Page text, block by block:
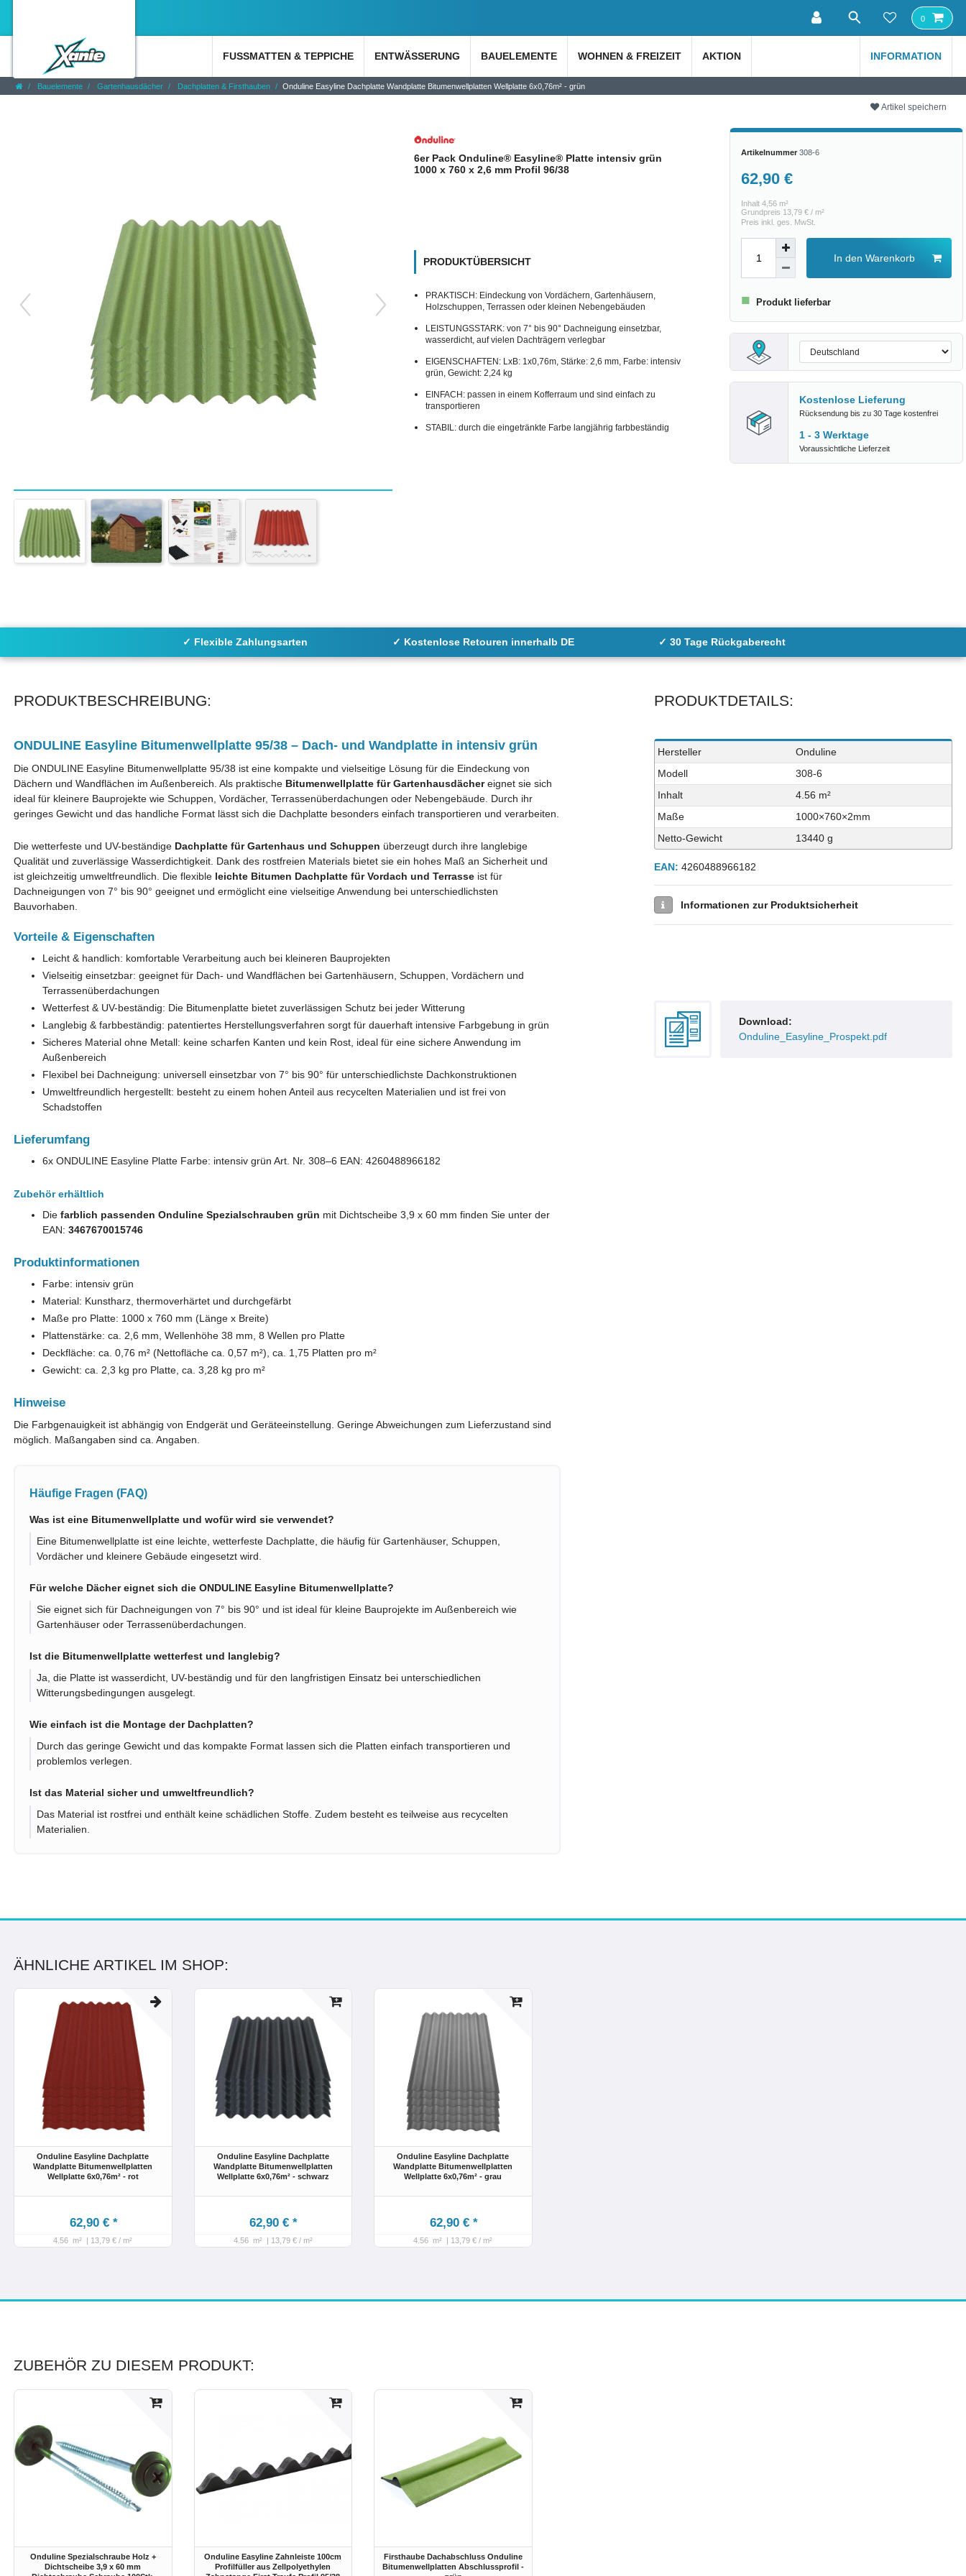
0
FUSSMATTEN & TEPPICHE ENTWÄSSERUNG BAUELEMENTE WOHNEN & FREIZEIT AKTION INFORMATION
Bauelemente Gartenhausdächer Dachplatten & Firsthauben Onduline Easyline Dachplatte Wandplatte Bitumenwellplatten Wellplatte 6x0,76m² - grün
6er Pack Onduline® Easyline® Platte intensiv grün
1000 x 760 x 2,6 mm Profil 96/38
Artikel speichern
PRODUKTÜBERSICHT
PRAKTISCH: Eindeckung von Vordächern, Gartenhäusern,
Holzschuppen, Terrassen oder kleinen Nebengebäuden
LEISTUNGSSTARK: von 7° bis 90° Dachneigung einsetzbar,
wasserdicht, auf vielen Dachträgern verlegbar
EIGENSCHAFTEN: LxB: 1x0,76m, Stärke: 2,6 mm, Farbe: intensiv
grün, Gewicht: 2,24 kg
EINFACH: passen in einem Kofferraum und sind einfach zu
transportieren
STABIL: durch die eingetränkte Farbe langjährig farbbeständig
Artikelnummer308-6
62,90 €
Inhalt4,56 m²
Grundpreis 13,79 € / m²
Preis inkl. ges. MwSt.
In den Warenkorb
■ Produkt lieferbar
Kostenlose Lieferung
Rücksendung bis zu 30 Tage kostenfrei
1 - 3 Werktage
Voraussichtliche Lieferzeit
✓ Flexible Zahlungsarten ✓ Kostenlose Retouren innerhalb DE ✓ 30 Tage Rückgaberecht
PRODUKTBESCHREIBUNG:
ONDULINE Easyline Bitumenwellplatte 95/38 – Dach- und Wandplatte in intensiv grün
Die ONDULINE Easyline Bitumenwellplatte 95/38 ist eine kompakte und vielseitige Lösung für die Eindeckung von
Dächern und Wandflächen im Außenbereich. Als praktische Bitumenwellplatte für Gartenhausdächereignet sie sich
ideal für kleinere Bauprojekte wie Schuppen, Vordächer, Terrassenüberdachungen oder Nebengebäude. Durch ihr
geringes Gewicht und das handliche Format lässt sich die Dachplatte besonders einfach transportieren und verarbeiten.
Die wetterfeste und UV-beständige Dachplatte für Gartenhaus und Schuppen überzeugt durch ihre langlebige
Qualität und zuverlässige Wasserdichtigkeit. Dank des rostfreien Materials bietet sie ein hohes Maß an Sicherheit und
ist gleichzeitig umweltfreundlich. Die flexible leichte Bitumen Dachplatte für Vordach und Terrasse ist für
Dachneigungen von 7° bis 90° geeignet und ermöglicht eine vielseitige Anwendung bei unterschiedlichsten
Bauvorhaben.
Vorteile & Eigenschaften
Leicht & handlich: komfortable Verarbeitung auch bei kleineren Bauprojekten
Vielseitig einsetzbar: geeignet für Dach- und Wandflächen bei Gartenhäusern, Schuppen, Vordächern und
Terrassenüberdachungen
Wetterfest & UV-beständig: Die Bitumenplatte bietet zuverlässigen Schutz bei jeder Witterung
Langlebig & farbbeständig: patentiertes Herstellungsverfahren sorgt für dauerhaft intensive Farbgebung in grün
Sicheres Material ohne Metall: keine scharfen Kanten und kein Rost, ideal für eine sichere Anwendung im
Außenbereich
Flexibel bei Dachneigung: universell einsetzbar von 7° bis 90° für unterschiedlichste Dachkonstruktionen
Umweltfreundlich hergestellt: besteht zu einem hohen Anteil aus recycelten Materialien und ist frei von
Schadstoffen
Lieferumfang
6x ONDULINE Easyline Platte Farbe: intensiv grün Art. Nr. 308–6 EAN: 4260488966182
Zubehör erhältlich
Die farblich passenden Onduline Spezialschrauben grün mit Dichtscheibe 3,9 x 60 mm finden Sie unter der
EAN: 3467670015746
Produktinformationen
Farbe: intensiv grün
Material: Kunstharz, thermoverhärtet und durchgefärbt
Maße pro Platte: 1000 x 760 mm (Länge x Breite)
Plattenstärke: ca. 2,6 mm, Wellenhöhe 38 mm, 8 Wellen pro Platte
Deckfläche: ca. 0,76 m² (Nettofläche ca. 0,57 m²), ca. 1,75 Platten pro m²
Gewicht: ca. 2,3 kg pro Platte, ca. 3,28 kg pro m²
Hinweise
Die Farbgenauigkeit ist abhängig von Endgerät und Geräteeinstellung. Geringe Abweichungen zum Lieferzustand sind
möglich. Maßangaben sind ca. Angaben.
Häufige Fragen (FAQ)
Was ist eine Bitumenwellplatte und wofür wird sie verwendet?
Eine Bitumenwellplatte ist eine leichte, wetterfeste Dachplatte, die häufig für Gartenhäuser, Schuppen,
Vordächer und kleinere Gebäude eingesetzt wird.
Für welche Dächer eignet sich die ONDULINE Easyline Bitumenwellplatte?
Sie eignet sich für Dachneigungen von 7° bis 90° und ist ideal für kleine Bauprojekte im Außenbereich wie
Gartenhäuser oder Terrassenüberdachungen.
Ist die Bitumenwellplatte wetterfest und langlebig?
Ja, die Platte ist wasserdicht, UV-beständig und für den langfristigen Einsatz bei unterschiedlichen
Witterungsbedingungen ausgelegt.
Wie einfach ist die Montage der Dachplatten?
Durch das geringe Gewicht und das kompakte Format lassen sich die Platten einfach transportieren und
problemlos verlegen.
Ist das Material sicher und umweltfreundlich?
Das Material ist rostfrei und enthält keine schädlichen Stoffe. Zudem besteht es teilweise aus recycelten
Materialien.
PRODUKTDETAILS:
Technisches
Merkmal
Wert
Hersteller
Onduline
Modell
308-6
Inhalt
4.56 m²
Maße
1000×760×2mm
Netto-Gewicht
13440 g
EAN: 4260488966182
Informationen zur Produktsicherheit
Download:
Onduline_Easyline_Prospekt.pdf
ÄHNLICHE ARTIKEL IM SHOP:
Onduline Easyline Dachplatte
Wandplatte Bitumenwellplatten
Wellplatte 6x0,76m² - rot
62,90 € *
4.56 m² | 13,79 € / m²
Onduline Easyline Dachplatte
Wandplatte Bitumenwellplatten
Wellplatte 6x0,76m² - schwarz
62,90 € *
4.56 m² | 13,79 € / m²
Onduline Easyline Dachplatte
Wandplatte Bitumenwellplatten
Wellplatte 6x0,76m² - grau
62,90 € *
4.56 m² | 13,79 € / m²
ZUBEHÖR ZU DIESEM PRODUKT:
Onduline Spezialschraube Holz +
Dichtscheibe 3,9 x 60 mm
Onduline Easyline Zahnleiste 100cm
Profilfüller aus Zellpolyethylen
Firsthaube Dachabschluss Onduline
Bitumenwellplatten Abschlussprofil -